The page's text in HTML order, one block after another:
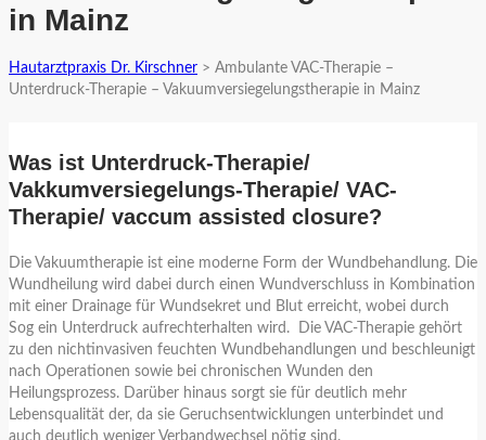
in Mainz
Hautarztpraxis Dr. Kirschner > Ambulante VAC-Therapie –
Unterdruck-Therapie – Vakuumversiegelungstherapie in Mainz
Was ist Unterdruck-Therapie/
Vakkumversiegelungs-Therapie/ VAC-
Therapie/ vaccum assisted closure?
Die Vakuumtherapie ist eine moderne Form der Wundbehandlung. Die
Wundheilung wird dabei durch einen Wundverschluss in Kombination
mit einer Drainage für Wundsekret und Blut erreicht, wobei durch
Sog ein Unterdruck aufrechterhalten wird. Die VAC-Therapie gehört
zu den nichtinvasiven feuchten Wundbehandlungen und beschleunigt
nach Operationen sowie bei chronischen Wunden den
Heilungsprozess. Darüber hinaus sorgt sie für deutlich mehr
Lebensqualität der, da sie Geruchsentwicklungen unterbindet und
auch deutlich weniger Verbandwechsel nötig sind.